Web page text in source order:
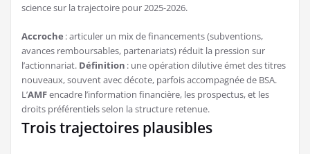
science sur la trajectoire pour 2025-2026.
Accroche : articuler un mix de financements (subventions,
avances remboursables, partenariats) réduit la pression sur
l’actionnariat. Définition : une opération dilutive émet des titres
nouveaux, souvent avec décote, parfois accompagnée de BSA.
L’AMFencadre l’information financière, les prospectus, et les
droits préférentiels selon la structure retenue.
Trois trajectoires plausibles